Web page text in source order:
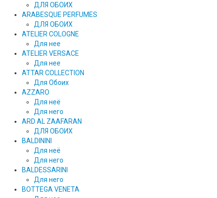
ДЛЯ ОБОИХ
ARABESQUE PERFUMES
ДЛЯ ОБОИХ
ATELIER COLOGNE
Для нее
ATELIER VERSACE
Для нее
ATTAR COLLECTION
Для Обоих
AZZARO
Для неё
Для него
ARD AL ZAAFARAN
ДЛЯ ОБОИХ
BALDININI
Для неё
Для него
BALDESSARINI
Для него
BOTTEGA VENETA